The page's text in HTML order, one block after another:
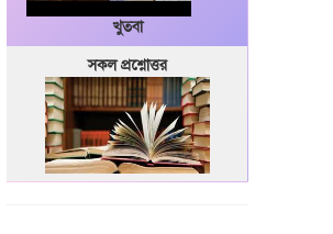
খুতবা
সকল প্রশ্নোত্তর